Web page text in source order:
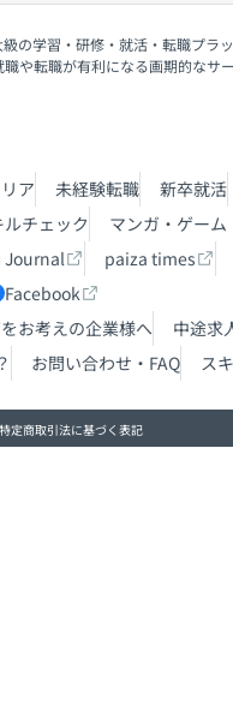
の学習・研修・就活・転職プラ
や転職が有利になる画期的なサ
ア 未経験転職
新卒就活
ルチェック
マンガ・ゲーム
Journal
paiza times
Facebook
お考えの企業様へ
中途求
お問い合わせ・FAQ ス
特定商取引法に基づく表記